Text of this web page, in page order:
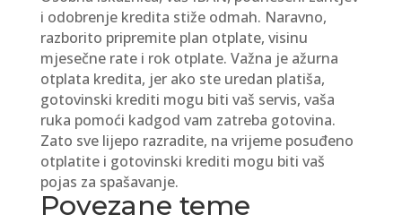
i odobrenje kredita stiže odmah. Naravno,
razborito pripremite plan otplate, visinu
mjesečne rate i rok otplate. Važna je ažurna
otplata kredita, jer ako ste uredan platiša,
gotovinski krediti mogu biti vaš servis, vaša
ruka pomoći kadgod vam zatreba gotovina.
Zato sve lijepo razradite, na vrijeme posuđeno
otplatite i gotovinski krediti mogu biti vaš
pojas za spašavanje.
Povezane teme